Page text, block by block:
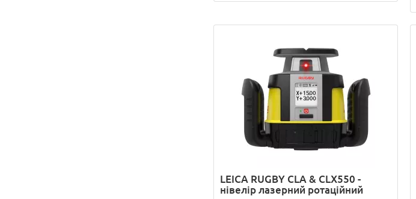
LEICA RUGBY CLA & CLX550 -
нівелір лазерний ротаційний